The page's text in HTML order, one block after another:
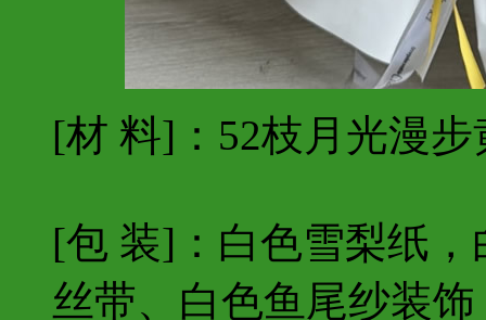
[材 料]：52枝月光漫步
[包 装]：白色雪梨纸
丝带、白色鱼尾纱装